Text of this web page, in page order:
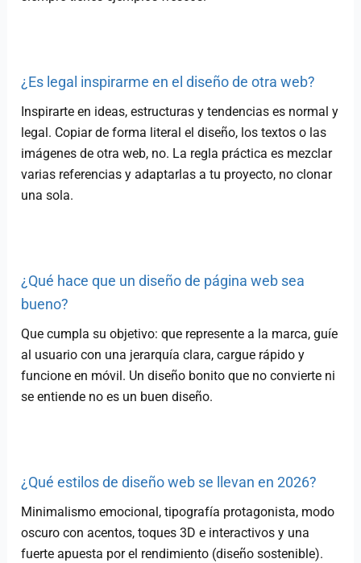
¿Es legal inspirarme en el diseño de otra web?
Inspirarte en ideas, estructuras y tendencias es normal y
legal. Copiar de forma literal el diseño, los textos o las
imágenes de otra web, no. La regla práctica es mezclar
varias referencias y adaptarlas a tu proyecto, no clonar
una sola.
¿Qué hace que un diseño de página web sea
bueno?
Que cumpla su objetivo: que represente a la marca, guíe
al usuario con una jerarquía clara, cargue rápido y
funcione en móvil. Un diseño bonito que no convierte ni
se entiende no es un buen diseño.
¿Qué estilos de diseño web se llevan en 2026?
Minimalismo emocional, tipografía protagonista, modo
oscuro con acentos, toques 3D e interactivos y una
fuerte apuesta por el rendimiento (diseño sostenible).